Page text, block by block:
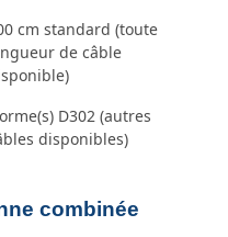
cm standard (toute
de câble
D302 (autres
disponibles)
combinée